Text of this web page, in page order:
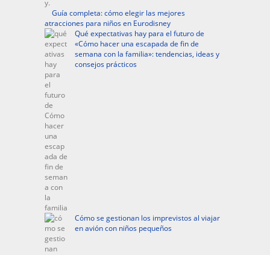
Guía completa: cómo elegir las mejores
atracciones para niños en Eurodisney
Qué expectativas hay para el futuro de
«Cómo hacer una escapada de fin de
semana con la familia»: tendencias, ideas y
consejos prácticos
Cómo se gestionan los imprevistos al viajar
en avión con niños pequeños